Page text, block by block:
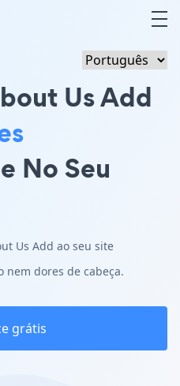
Us Add
No Seu
Us Add ao seu site
nem dores de cabeça.
grátis